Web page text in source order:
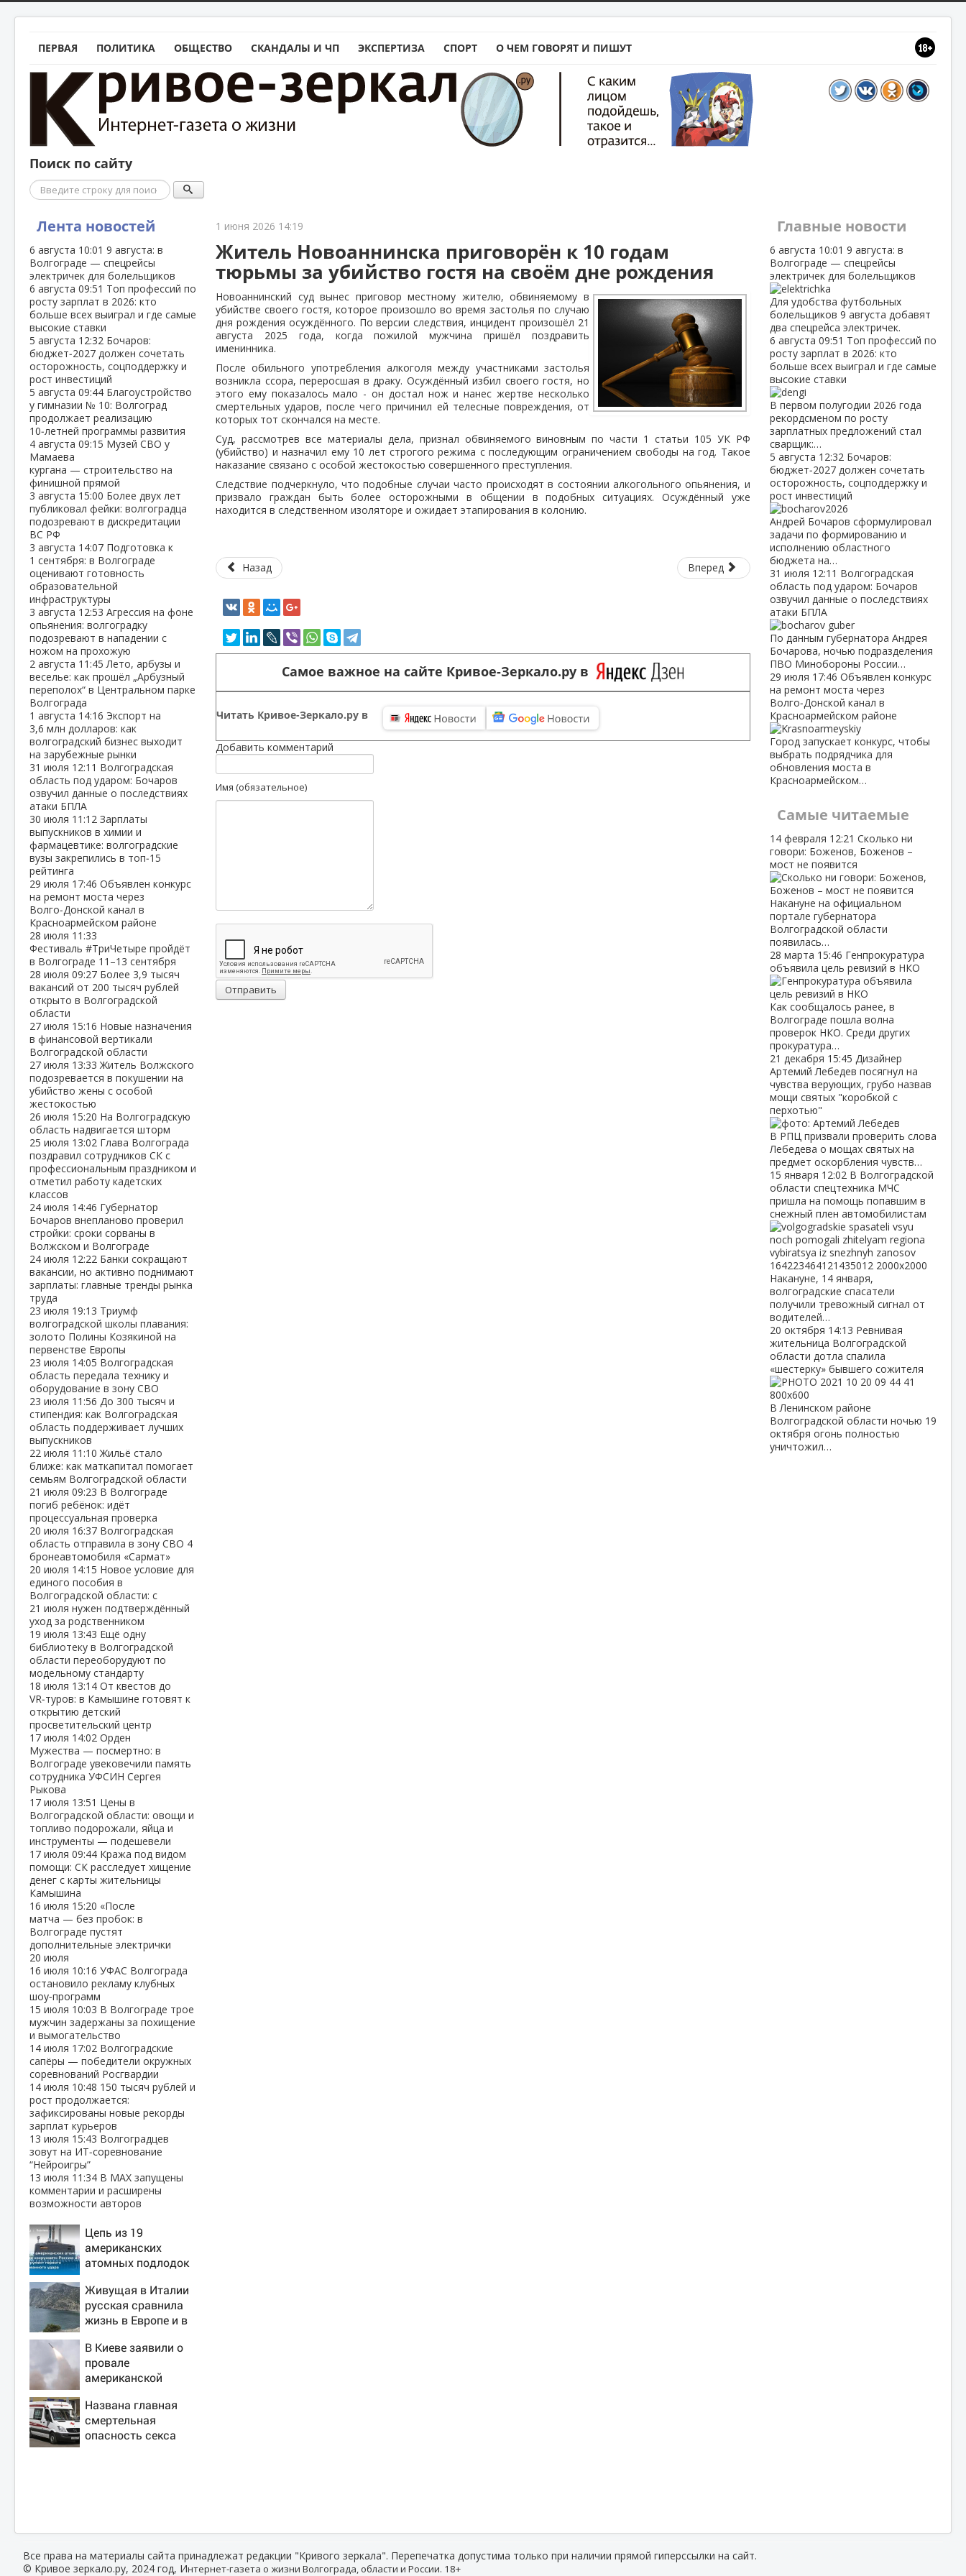
ПЕРВАЯ ПОЛИТИКА ОБЩЕСТВО СКАНДАЛЫ И ЧП ЭКСПЕРТИЗА СПОРТ О ЧЕМ ГОВОРЯТ И ПИШУТ
Поиск по сайту
Поиск
Лента новостей
6 августа 10:01 9 августа: в
Волгограде — спецрейсы
электричек для болельщиков
6 августа 09:51 Топ профессий по
росту зарплат в 2026: кто
больше всех выиграл и где самые
высокие ставки
5 августа 12:32 Бочаров:
бюджет‑2027 должен сочетать
осторожность, соцподдержку и
рост инвестиций
5 августа 09:44 Благоустройство
у гимназии № 10: Волгоград
продолжает реализацию
10‑летней программы развития
4 августа 09:15 Музей СВО у
Мамаева
кургана — строительство на
финишной прямой
3 августа 15:00 Более двух лет
публиковал фейки: волгоградца
подозревают в дискредитации
ВС РФ
3 августа 14:07 Подготовка к
1 сентября: в Волгограде
оценивают готовность
образовательной
инфраструктуры
3 августа 12:53 Агрессия на фоне
опьянения: волгоградку
подозревают в нападении с
ножом на прохожую
2 августа 11:45Лето, арбузы и
веселье: как прошёл „Арбузный
переполох“ в Центральном парке
Волгограда
1 августа 14:16 Экспорт на
3,6 млн долларов: как
волгоградский бизнес выходит
на зарубежные рынки
31 июля 12:11 Волгоградская
область под ударом: Бочаров
озвучил данные о последствиях
атаки БПЛА
30 июля 11:12 Зарплаты
выпускников в химии и
фармацевтике: волгоградские
вузы закрепились в топ‑15
рейтинга
29 июля 17:46 Объявлен конкурс
на ремонт моста через
Волго‑Донской канал в
Красноармейском районе
28 июля 11:33
Фестиваль #ТриЧетыре пройдёт
в Волгограде 11–13 сентября
28 июля 09:27 Более 3,9 тысяч
вакансий от 200 тысяч рублей
открыто в Волгоградской
области
27 июля 15:16 Новые назначения
в финансовой вертикали
Волгоградской области
27 июля 13:33Житель Волжского
подозревается в покушении на
убийство жены с особой
жестокостью
26 июля 15:20 На Волгоградскую
область надвигается шторм
25 июля 13:02 Глава Волгограда
поздравил сотрудников СК с
профессиональным праздником и
отметил работу кадетских
классов
24 июля 14:46 Губернатор
Бочаров внепланово проверил
стройки: сроки сорваны в
Волжском и Волгограде
24 июля 12:22 Банки сокращают
вакансии, но активно поднимают
зарплаты: главные тренды рынка
труда
23 июля 19:13 Триумф
волгоградской школы плавания:
золото Полины Козякиной на
первенстве Европы
23 июля 14:05 Волгоградская
область передала технику и
оборудование в зону СВО
23 июля 11:56 До 300 тысяч и
стипендия: как Волгоградская
область поддерживает лучших
выпускников
22 июля 11:10Жильё стало
ближе: как маткапитал помогает
семьям Волгоградской области
21 июля 09:23 В Волгограде
погиб ребёнок: идёт
процессуальная проверка
20 июля 16:37 Волгоградская
область отправила в зону СВО 4
бронеавтомобиля «Сармат»
20 июля 14:15 Новое условие для
единого пособия в
Волгоградской области: с
21 июля нужен подтверждённый
уход за родственником
19 июля 13:43 Ещё одну
библиотеку в Волгоградской
области переоборудуют по
модельному стандарту
18 июля 13:14 От квестов до
VR‑туров: в Камышине готовят к
открытию детский
просветительский центр
17 июля 14:02 Орден
Мужества — посмертно: в
Волгограде увековечили память
сотрудника УФСИН Сергея
Рыкова
17 июля 13:51 Цены в
Волгоградской области: овощи и
топливо подорожали, яйца и
инструменты — подешевели
17 июля 09:44 Кража под видом
помощи: СК расследует хищение
денег с карты жительницы
Камышина
16 июля 15:20 «После
матча — без пробок: в
Волгограде пустят
дополнительные электрички
20 июля
16 июля 10:16 УФАС Волгограда
остановило рекламу клубных
шоу‑программ
15 июля 10:03 В Волгограде трое
мужчин задержаны за похищение
и вымогательство
14 июля 17:02 Волгоградские
сапёры — победители окружных
соревнований Росгвардии
14 июля 10:48 150 тысяч рублей и
рост продолжается:
зафиксированы новые рекорды
зарплат курьеров
13 июля 15:43 Волгоградцев
зовут на ИТ‑соревнование
“Нейроигры”
13 июля 11:34 В МАХ запущены
комментарии и расширены
возможности авторов
Цепь из 19
американских
атомных подлодок
и Китай: это
инструмент первого
массированного
Живущая в Италии
русская сравнила
жизнь в Европе и в
В Киеве заявили о
провале
американской
лучника» против
России
Названа главная
смертельная
опасность секса
1 июня 2026 14:19
Житель Новоаннинска приговорён к 10 годам
тюрьмы за убийство гостя на своём дне рождения
Новоаннинский суд вынес приговор местному жителю, обвиняемому в
убийстве своего гостя, которое произошло во время застолья по случаю
дня рождения осуждённого. По версии следствия, инцидент произошёл 21
августа 2025 года, когда пожилой мужчина пришёл поздравить
именинника.
После обильного употребления алкоголя между участниками застолья
возникла ссора, переросшая в драку. Осуждённый избил своего гостя, но
этого ему показалось мало - он достал нож и нанес жертве несколько
смертельных ударов, после чего причинил ей телесные повреждения, от
которых тот скончался на месте.
Суд, рассмотрев все материалы дела, признал обвиняемого виновным по части 1 статьи 105 УК РФ
(убийство) и назначил ему 10 лет строгого режима с последующим ограничением свободы на год. Такое
наказание связано с особой жестокостью совершенного преступления.
Следствие подчеркнуло, что подобные случаи часто происходят в состоянии алкогольного опьянения, и
призвало граждан быть более осторожными в общении в подобных ситуациях. Осуждённый уже
находится в следственном изоляторе и ожидает этапирования в колонию.
Назад Вперед
Самое важное на сайте Кривое-Зеркало.ру в
Читать Кривое-Зеркало.ру в
Добавить комментарий
Имя (обязательное)
Отправить
Главные новости
6 августа 10:01 9 августа: в
Волгограде — спецрейсы
электричек для болельщиков
Для удобства футбольных
болельщиков 9 августа добавят
два спецрейса электричек.
6 августа 09:51 Топ профессий по
росту зарплат в 2026: кто
больше всех выиграл и где самые
высокие ставки
В первом полугодии 2026 года
рекордсменом по росту
зарплатных предложений стал
сварщик:…
5 августа 12:32 Бочаров:
бюджет‑2027 должен сочетать
осторожность, соцподдержку и
рост инвестиций
Андрей Бочаров сформулировал
задачи по формированию и
исполнению областного
бюджета на…
31 июля 12:11 Волгоградская
область под ударом: Бочаров
озвучил данные о последствиях
атаки БПЛА
По данным губернатора Андрея
Бочарова, ночью подразделения
ПВО Минобороны России…
29 июля 17:46 Объявлен конкурс
на ремонт моста через
Волго‑Донской канал в
Красноармейском районе
Город запускает конкурс, чтобы
выбрать подрядчика для
обновления моста в
Красноармейском…
Самые читаемые
14 февраля 12:21 Сколько ни
говори: Боженов, Боженов –
мост не появится
Накануне на официальном
портале губернатора
Волгоградской области
появилась…
28 марта 15:46 Генпрокуратура
объявила цель ревизий в НКО
Как сообщалось ранее, в
Волгограде пошла волна
проверок НКО. Среди других
прокуратура…
21 декабря 15:45 Дизайнер
Артемий Лебедев посягнул на
чувства верующих, грубо назвав
мощи святых "коробкой с
перхотью"
В РПЦ призвали проверить слова
Лебедева о мощах святых на
предмет оскорбления чувств…
15 января 12:02 В Волгоградской
области спецтехника МЧС
пришла на помощь попавшим в
снежный плен автомобилистам
Накануне, 14 января,
волгоградские спасатели
получили тревожный сигнал от
водителей…
20 октября 14:13 Ревнивая
жительница Волгоградской
области дотла спалила
«шестерку» бывшего сожителя
В Ленинском районе
Волгоградской области ночью 19
октября огонь полностью
уничтожил…
Все права на материалы сайта принадлежат редакции "Кривого зеркала". Перепечатка допустима только при наличии прямой гиперссылки на сайт.
© Кривое зеркало.ру, 2024 год, Интернет-газета о жизни Волгограда, области и России. 18+